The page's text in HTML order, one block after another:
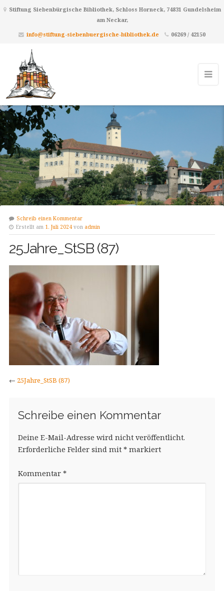
Stiftung Siebenbürgische Bibliothek, Schloss Horneck, 74831 Gundelsheim
am Neckar,
info@stiftung-siebenbuergische-bibliothek.de
06269 / 42150
Schreib einen Kommentar
Erstellt am 1. Juli 2024 von admin
25Jahre_StSB (87)
← 25Jahre_StSB (87)
Schreibe einen Kommentar
Deine E-Mail-Adresse wird nicht veröffentlicht.
Erforderliche Felder sind mit *markiert
Kommentar *